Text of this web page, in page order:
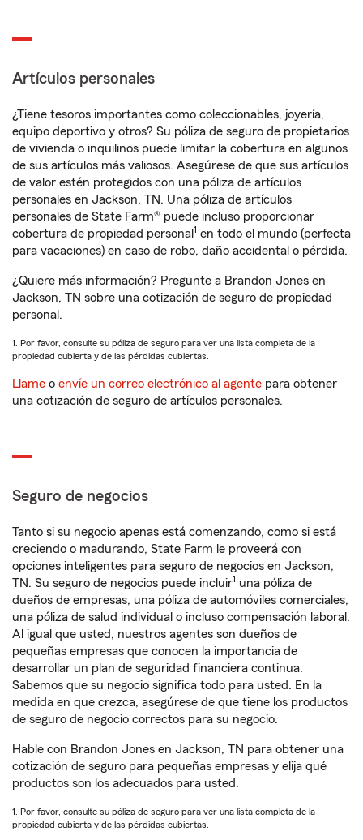
Artículos personales
¿Tiene tesoros importantes como coleccionables, joyería,
equipo deportivo y otros? Su póliza de seguro de propietarios
de vivienda o inquilinos puede limitar la cobertura en algunos
de sus artículos más valiosos. Asegúrese de que sus artículos
de valor estén protegidos con una póliza de artículos
personales en Jackson, TN. Una póliza de artículos
personales de State Farm® puede incluso proporcionar
cobertura de propiedad personal 1 en todo el mundo (perfecta
para vacaciones) en caso de robo, daño accidental o pérdida.
¿Quiere más información? Pregunte a Brandon Jones en
Jackson, TN sobre una cotización de seguro de propiedad
personal.
1. Por favor, consulte su póliza de seguro para ver una lista completa de la
propiedad cubierta y de las pérdidas cubiertas.
Llame o envíe un correo electrónico al agente para obtener
una cotización de seguro de artículos personales.
Seguro de negocios
Tanto si su negocio apenas está comenzando, como si está
creciendo o madurando, State Farm le proveerá con
opciones inteligentes para seguro de negocios en Jackson,
TN. Su seguro de negocios puede incluir1 una póliza de
dueños de empresas, una póliza de automóviles comerciales,
una póliza de salud individual o incluso compensación laboral.
Al igual que usted, nuestros agentes son dueños de
pequeñas empresas que conocen la importancia de
desarrollar un plan de seguridad financiera continua.
Sabemos que su negocio significa todo para usted. En la
medida en que crezca, asegúrese de que tiene los productos
de seguro de negocio correctos para su negocio.
Hable con Brandon Jones en Jackson, TN para obtener una
cotización de seguro para pequeñas empresas y elija qué
productos son los adecuados para usted.
1. Por favor, consulte su póliza de seguro para ver una lista completa de la
propiedad cubierta y de las pérdidas cubiertas.